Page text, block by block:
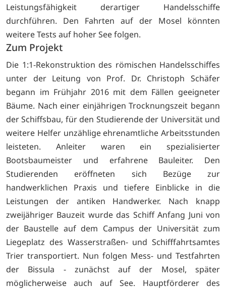
Leistungsfähigkeit derartiger Handelsschiffe
durchführen. Den Fahrten auf der Mosel könnten
weitere Tests auf hoher See folgen.
Zum Projekt
Die 1:1-Rekonstruktion des römischen Handelsschiffes
unter der Leitung von Prof. Dr. Christoph Schäfer
begann im Frühjahr 2016 mit dem Fällen geeigneter
Bäume. Nach einer einjährigen Trocknungszeit begann
der Schiffsbau, für den Studierende der Universität und
weitere Helfer unzählige ehrenamtliche Arbeitsstunden
leisteten. Anleiter waren ein spezialisierter
Bootsbaumeister und erfahrene Bauleiter. Den
Studierenden eröffneten sich Bezüge zur
handwerklichen Praxis und tiefere Einblicke in die
Leistungen der antiken Handwerker. Nach knapp
zweijähriger Bauzeit wurde das Schiff Anfang Juni von
der Baustelle auf dem Campus der Universität zum
Liegeplatz des Wasserstraßen- und Schifffahrtsamtes
Trier transportiert. Nun folgen Mess- und Testfahrten
der Bissula - zunächst auf der Mosel, später
möglicherweise auch auf See. Hauptförderer des